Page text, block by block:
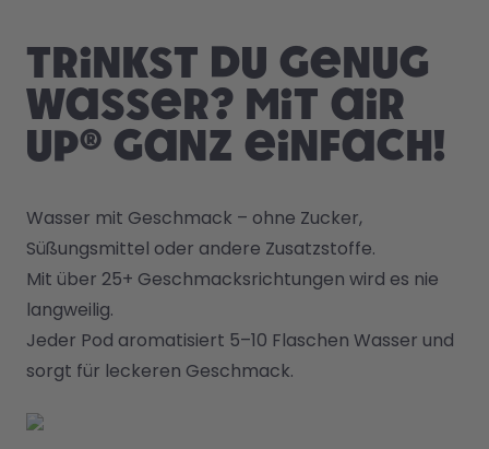
Trinkst du genug
Wasser? Mit air
up® ganz einfach!
Wasser mit Geschmack – ohne Zucker,
Süßungsmittel oder andere Zusatzstoffe.
Mit über 25+ Geschmacksrichtungen wird es nie
langweilig.
Jeder Pod aromatisiert 5–10 Flaschen Wasser und
sorgt für leckeren Geschmack.